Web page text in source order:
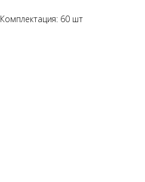
Комплектация: 60 шт